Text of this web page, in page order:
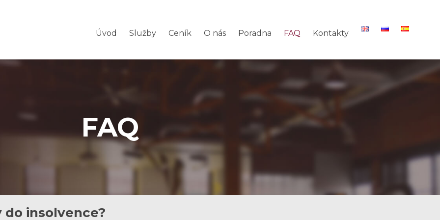
Úvod Služby Ceník O nás Poradna FAQ Kontakty
FAQ
insolvence?